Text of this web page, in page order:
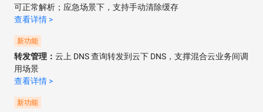
可正常解析；应急场景下，支持手动清除缓存
查看详情 >
新功能
转发管理： 云上 DNS 查询转发到云下 DNS，支撑混合云业务间调
用场景
查看详情 >
新功能